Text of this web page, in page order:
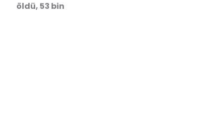
öldü, 53 bin